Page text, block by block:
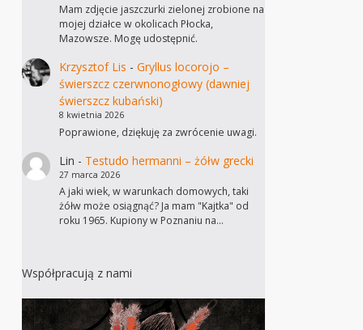
Mam zdjęcie jaszczurki zielonej zrobione na
mojej działce w okolicach Płocka,
Mazowsze. Mogę udostępnić.
Krzysztof Lis - Gryllus locorojo –
świerszcz czerwnonogłowy (dawniej
świerszcz kubański)
8 kwietnia 2026
Poprawione, dziękuję za zwrócenie uwagi.
Lin - Testudo hermanni – żółw grecki
27 marca 2026
A jaki wiek, w warunkach domowych, taki
żółw może osiągnąć? Ja mam "Kajtka" od
roku 1965. Kupiony w Poznaniu na…
Współpracują z nami